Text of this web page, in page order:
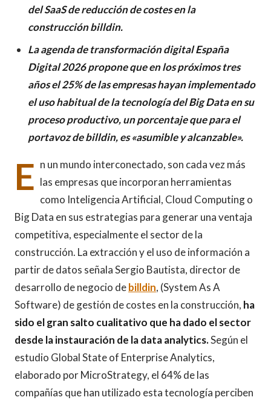
del SaaS de reducción de costes en la
construcción billdin.
La agenda de transformación digital España
Digital 2026 propone que en los próximos tres
años el 25% de las empresas hayan implementado
el uso habitual de la tecnología del Big Data en su
proceso productivo, un porcentaje que para el
portavoz de billdin, es «asumible y alcanzable».
E n un mundo interconectado, son cada vez más
las empresas que incorporan herramientas
como Inteligencia Artificial, Cloud Computing o
Big Data en sus estrategias para generar una ventaja
competitiva, especialmente el sector de la
construcción. La extracción y el uso de información a
partir de datos señala Sergio Bautista, director de
desarrollo de negocio debilldin, (System As A
Software) de gestión de costes en la construcción, ha
sido el gran salto cualitativo que ha dado el sector
desde la instauración de la data analytics.Según el
estudio Global State of Enterprise Analytics,
elaborado por MicroStrategy, el 64% de las
compañías que han utilizado esta tecnología perciben